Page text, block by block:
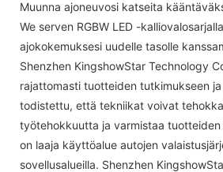
Muunna ajoneuvosi katseita
We serven RGBW LED -
ajokokemuksesi uudelle tasolle
Shenzhen KingshowStar Technology
rajattomasti tuotteiden tutkimukseen
todistettu, että tekniikat voivat
työtehokkuutta ja varmistaa
on laaja käyttöalue autojen
sovellusalueilla. Shenzhen